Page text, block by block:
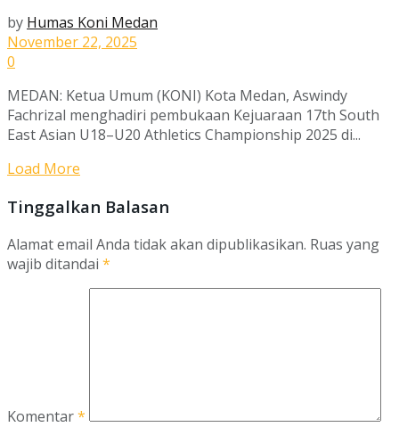
by Humas Koni Medan
November 22, 2025
0
MEDAN: Ketua Umum (KONI) Kota Medan, Aswindy
Fachrizal menghadiri pembukaan Kejuaraan 17th South
East Asian U18–U20 Athletics Championship 2025 di...
Load More
Tinggalkan Balasan
Alamat email Anda tidak akan dipublikasikan. Ruas yang
wajib ditandai *
Komentar*